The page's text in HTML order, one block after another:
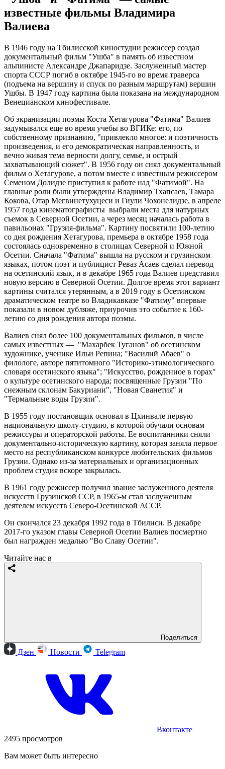
известные фильмы Владимира
Валиева
В 1946 году на Тбилисской киностудии режиссер создал
документальный фильм "Ушба" в память об известном
альпинисте Александре Джапаридзе. Заслуженный мастер
спорта СССР погиб в октябре 1945-го во время траверса
(подъема на вершину и спуск по разным маршрутам) вершин
Ушбы. В 1947 году картина была показана на международном
Венецианском кинофестивале.
Об экранизации поэмы Коста Хетагурова "Фатима" Валиев
задумывался еще во время учебы во ВГИКе: его, по
собственному признанию, "привлекло многое: и поэтичность
произведения, и его демократическая направленность, и
вечно живая тема верности долгу, семье, и острый
захватывающий сюжет". В 1956 году он снял документальный
фильм о Хетагурове, а потом вместе с известным режиссером
Семеном Долидзе приступил к работе над "Фатимой". На
главные роли были утверждены Владимир Тхапсаев, Тамара
Кокова, Отар Мегвинетухуцеси и Гиули Чохонелидзе, в апреле
1957 года кинематографисты выбрали места для натурных
съемок в Северной Осетии, а через месяц началась работа в
павильонах "Грузия-фильма". Картину посвятили 100-летию
со дня рождения Хетагурова, премьера в октябре 1958 года
состоялась одновременно в столицах Северной и Южной
Осетии. Сначала "Фатима" вышла на русском и грузинском
языках, потом поэт и публицист Реваз Асаев сделал перевод
на осетинский язык, и в декабре 1965 года Валиев представил
новую версию в Северной Осетии. Долгое время этот вариант
картины считался утерянным, а в 2019 году в Осетинском
драматическом театре во Владикавказе "Фатиму" впервые
показали в новом дубляже, приурочив это событие к 160-
летию со дня рождения автора поэмы.
Валиев снял более 100 документальных фильмов, в числе
самых известных — "Махарбек Туганов" об осетинском
художнике, ученике Ильи Репина; "Василий Абаев" о
филологе, авторе пятитомного "Историко-этимологического
словаря осетинского языка"; "Искусство, рожденное в горах"
о культуре осетинского народа; посвященные Грузии "По
снежным склонам Бакуриани", "Новая Сванетия" и
"Термальные воды Грузии".
В 1955 году постановщик основал в Цхинвале первую
национальную школу-студию, в которой обучали основам
режиссуры и операторской работы. Ее воспитанники сняли
документально-историческую картину, которая заняла первое
место на республиканском конкурсе любительских фильмов
Грузии. Однако из-за материальных и организационных
проблем студия вскоре закрылась.
В 1961 году режиссер получил звание заслуженного деятеля
искусств Грузинской ССР, в 1965-м стал заслуженным
деятелем искусств Северо-Осетинской АССР.
Он скончался 23 декабря 1992 года в Тбилиси. В декабре
2017-го указом главы Северной Осетии Валиев посмертно
был награжден медалью "Во Славу Осетии".
Читайте нас в
Поделиться
Дзен Новости Telegram
Вконтакте
2495 просмотров
Вам может быть интересно